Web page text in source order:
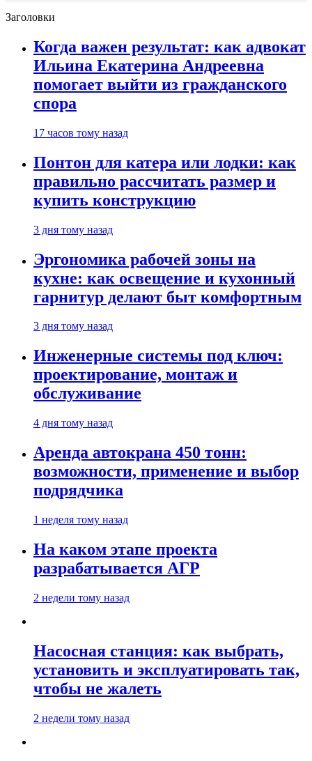
Заголовки
Когда важен результат: как адвокат
Ильина Екатерина Андреевна
помогает выйти из гражданского
спора
17 часов тому назад
Понтон для катера или лодки: как
правильно рассчитать размер и
купить конструкцию
3 дня тому назад
Эргономика рабочей зоны на
кухне: как освещение и кухонный
гарнитур делают быт комфортным
3 дня тому назад
Инженерные системы под ключ:
проектирование, монтаж и
обслуживание
4 дня тому назад
Аренда автокрана 450 тонн:
возможности, применение и выбор
подрядчика
1 неделя тому назад
На каком этапе проекта
разрабатывается АГР
2 недели тому назад
Насосная станция: как выбрать,
установить и эксплуатировать так,
чтобы не жалеть
2 недели тому назад